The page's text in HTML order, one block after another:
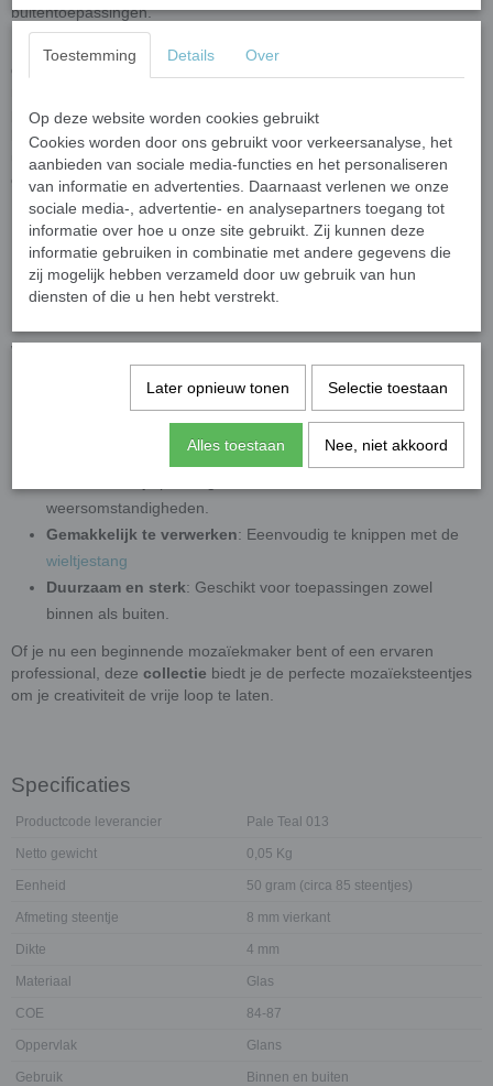
buitentoepassingen.
Dankzij het gesinterde productieproces zijn deze mozaïeksteentjes
gemakkelijk met een wieltjes-kniptang te knippen. De
prachtig reflecteert en breekt, waardoor de kleuren intens en
levendig zijn. De diverse tinten en tonen maken deze tegels een
uitstekende keuze voor mozaïekwerk voor
zowel
beginners als
gevorderden
Productspecificaties
Afmetingen: 8 mm vierkant, 4 mm dik
Verpakkingseenheid: Geleverd per 50 gramcirca 85
Waarom kiezen voor fleurige gesinterde
glasmozaïek tegels?
: Gemaakt van 100% gerecycled
weersomstandigheden.
Gemakkelijk te verwerken: Eeenvoudig te knippen met de
wieltjestang
Duurzaam en sterk: Geschikt voor toepassingen zowel
binnen als buiten.
Of je nu een beginnende mozaïekmaker bent of een ervaren
professional, deze collectie biedt je de perfecte mozaïeksteentjes
om je creativiteit de vrije loop te laten.
Specificaties
Productcode leverancier Pale Teal 013
Netto gewicht 0,05 Kg
Eenheid 50 gram (circa 85 steentjes)
Afmeting steentje 8 mm vierkant
Dikte 4 mm
Materiaal Glas
COE 84-87
Oppervlak Glans
Gebruik Binnen en buiten
Toestemming Details Over
Op deze website worden cookies gebruikt
Cookies worden door ons gebruikt voor verkeersanalyse, het
aanbieden van sociale media-functies en het personaliseren
van informatie en advertenties. Daarnaast verlenen we onze
sociale media-, advertentie- en analysepartners toegang tot
informatie over hoe u onze site gebruikt. Zij kunnen deze
informatie gebruiken in combinatie met andere gegevens die
zij mogelijk hebben verzameld door uw gebruik van hun
diensten of die u hen hebt verstrekt.
Later opnieuw tonen Selectie toestaan
Alles toestaan Nee, niet akkoord